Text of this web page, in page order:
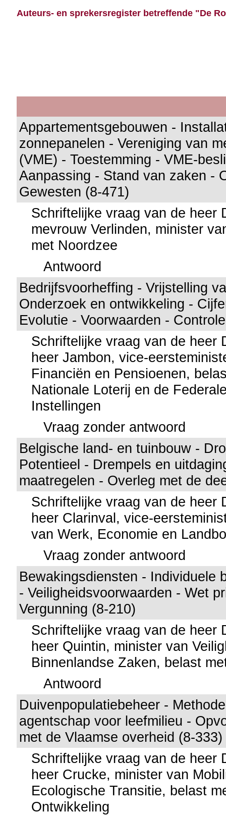
Auteurs- en sprekersregister betreffende "De
Appartementsgebouwen -
zonnepanelen - Vereniging van
(VME) - Toestemming - VME-
Aanpassing - Stand van zaken -
Gewesten (8-471)
Schriftelijke vraag van de heer
mevrouw Verlinden, minister
met Noordzee
Antwoord
Bedrijfsvoorheffing - Vrijstelling
Onderzoek en ontwikkeling -
Evolutie - Voorwaarden -
Schriftelijke vraag van de heer
heer Jambon, vice-
Financiën en Pensioenen,
Nationale Loterij en de
Instellingen
Vraag zonder antwoord
Belgische land- en tuinbouw -
Potentieel - Drempels en
maatregelen - Overleg met de
Schriftelijke vraag van de heer
heer Clarinval, vice-
van Werk, Economie en
Vraag zonder antwoord
Bewakingsdiensten - Individuele
- Veiligheidsvoorwaarden - Wet
Vergunning (8-210)
Schriftelijke vraag van de heer
heer Quintin, minister van
Binnenlandse Zaken, belast
Antwoord
Duivenpopulatiebeheer -
agentschap voor leefmilieu -
met de Vlaamse overheid (8-333)
Schriftelijke vraag van de heer
heer Crucke, minister van
Ecologische Transitie, belast
Ontwikkeling